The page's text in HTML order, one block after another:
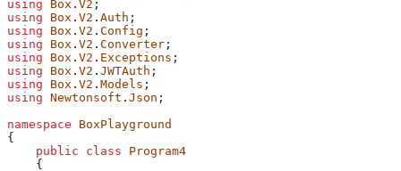
using Box . V2 ;
using Box . V2 . Auth ;
using Box . V2 . Config ;
using Box . V2 . Converter ;
using Box . V2 . Exceptions ;
using Box . V2 . JWTAuth ;
using Box . V2 . Models ;
using Newtonsoft . Json ;
namespace BoxPlayground
{
    public
class Program4
    {